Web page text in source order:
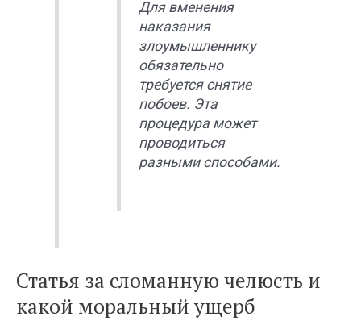
Для вменения
наказания
злоумышленнику
обязательно
требуется снятие
побоев. Эта
процедура может
проводиться
разными способами.
Статья за сломанную челюсть и
какой моральный ущерб